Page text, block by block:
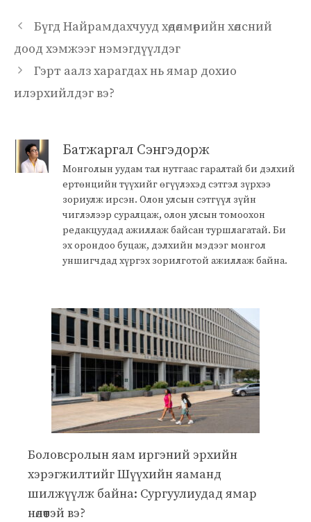
Бүгд Найрамдахчууд хөдөлмөрийн хөлсний
доод хэмжээг нэмэгдүүлдэг
Гэрт аалз харагдах нь ямар дохио
илэрхийлдэг вэ?
Батжаргал Сэнгэдорж
Монголын уудам тал нутгаас гаралтай би дэлхий
ертөнцийн түүхийг өгүүлэхэд сэтгэл зүрхээ
зориулж ирсэн. Олон улсын сэтгүүл зүйн
чиглэлээр суралцаж, олон улсын томоохон
редакцуудад ажиллаж байсан туршлагатай. Би
эх орондоо буцаж, дэлхийн мэдээг монгол
уншигчдад хүргэх зорилготой ажиллаж байна.
Боловсролын яам иргэний эрхийн
хэрэгжилтийг Шүүхийн яаманд
шилжүүлж байна: Сургуулиудад ямар
нөлөөтэй вэ?